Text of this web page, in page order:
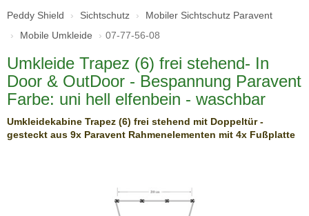
Peddy Shield Sichtschutz
Mobiler Sichtschutz Paravent
Mobile Umkleide
07-77-56-08
Umkleide Trapez (6) frei stehend- In
Door & OutDoor - Bespannung Paravent
Farbe: uni hell elfenbein - waschbar
Umkleidekabine Trapez (6) frei stehend mit Doppeltür -
gesteckt aus 9x Paravent Rahmenelementen mit 4x Fußplatte